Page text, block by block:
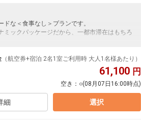
な＜食事なし＞プランです。
ックパッケージだから、一都市滞在はもちろ
約！フライトマイル50%貯まります。
などの追加（同時予約）が可能なプランもござ
のお申込みについては、下記施設使用料を別途
（航空券+宿泊 2名1室ご利用時 大人1名様あたり）
61,100 円
空き： ○(08月07日16:00時点)
細 選択